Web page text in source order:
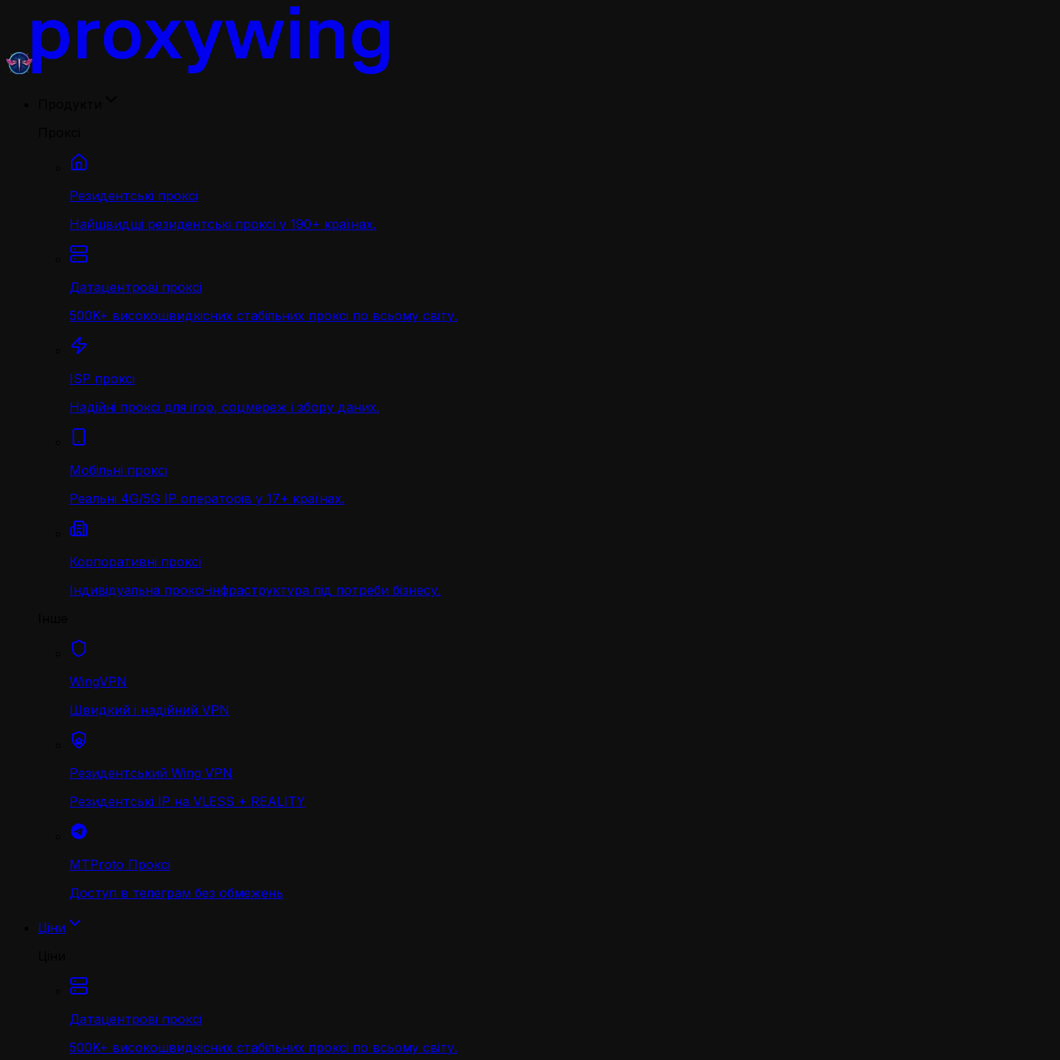
Резидентські проксі
Найшвидші резидентські проксі у 190+ країнах.
Датацентрові проксі
500K+ високошвидкісних стабільних проксі по всьому світу.
ISP проксі
Надійні проксі для ігор, соцмереж і збору даних.
Мобільні проксі
Реальні 4G/5G IP операторів у 17+ країнах.
Корпоративні проксі
Індивідуальна проксі-інфраструктура під потреби бізнесу.
WingVPN
Швидкий і надійний VPN
Резидентський Wing VPN
Резидентські IP на VLESS + REALITY
MTProto Проксі
Доступ в телеграм без обмежень
Ціни
Датацентрові проксі
500K+ високошвидкісних стабільних проксі по всьому світу.